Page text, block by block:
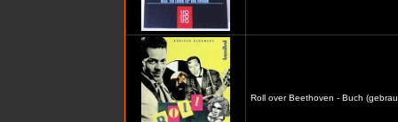
Roll over Beethoven - Buch